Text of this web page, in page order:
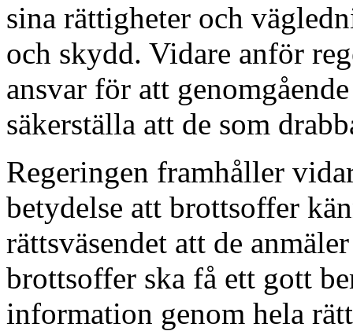
sina rättigheter och
och skydd. Vidare anför
ansvar för att
säkerställa att de som
Regeringen framhåller
betydelse att brottsoffer
rättsväsendet att de
brottsoffer ska få ett gott
information genom hela